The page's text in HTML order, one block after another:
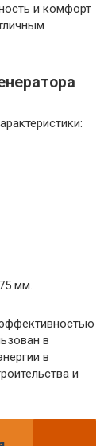
и комфорт
мм.
в
в
и